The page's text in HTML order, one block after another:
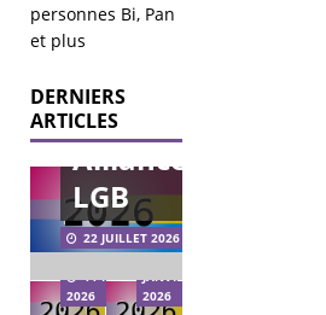
personnes Bi, Pan
et plus
DERNIERS
ARTICLES
Mise au
point
sur
Alliance
LGB
22 JUILLET 2026
Élections
municipales
LGBT+ à
l’échelle
municipale.
2026
Vœux
2026
21
2026
Bi’llet +
Pan’Carte
2026
Bi’Cause
reçoit
Fantastiqueer